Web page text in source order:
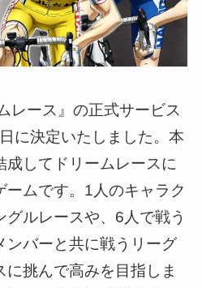
レース』の正式サービス
に決定いたしました。本
成してドリームレースに
ムです。1人のキャラク
グルレースや、6人で戦う
ンバーと共に戦うリーグ
挑んで高みを目指しま